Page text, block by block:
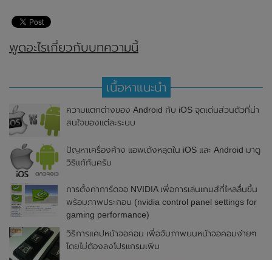
พูดอะไรเกี่ยวกับบทความนี้
เนื้อหาแนะนำ
ความแตกต่างของ Android กับ iOS จุดเด่นส่วนตัวที่น่า
สนใจของแต่ละระบบ
ปัญหาเครื่องค้าง แอพเด้งหลุดใน iOS และ Android มาดู
วิธีแก้กันครับ
การตั้งค่าการ์ดจอ NVIDIA เพื่อการเล่นเกมส์ที่ไหลลื่นขึ้น
พร้อมภาพประกอบ (nvidia control panel settings for
gaming performance)
วิธีการแคปหน้าจอคอม เพื่อจับภาพบนหน้าจอคอมง่ายๆ
โดยไม่ต้องลงโปรแกรมเพิ่ม